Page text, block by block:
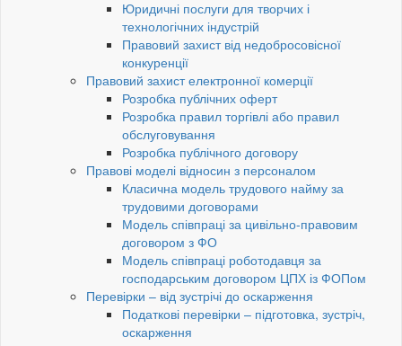
Юридичні послуги для творчих і
технологічних індустрій
Правовий захист від недобросовісної
конкуренції
Правовий захист електронної комерції
Розробка публічних оферт
Розробка правил торгівлі або правил
обслуговування
Розробка публічного договору
Правові моделі відносин з персоналом
Класична модель трудового найму за
трудовими договорами
Модель співпраці за цивільно-правовим
договором з ФО
Модель співпраці роботодавця за
господарським договором ЦПХ із ФОПом
Перевірки – від зустрічі до оскарження
Податкові перевірки – підготовка, зустріч,
оскарження